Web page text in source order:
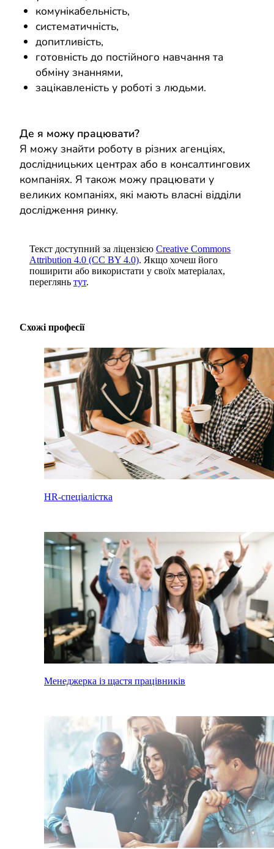
комунікабельність,
систематичність,
допитливість,
готовність до постійного навчання та
обміну знаннями,
зацікавленість у роботі з людьми.
Де я можу працювати?
Я можу знайти роботу в різних агенціях,
дослідницьких центрах або в консалтингових
компаніях. Я також можу працювати у
великих компаніях, які мають власні відділи
дослідження ринку.
Текст доступний за ліцензією Creative Commons
Attribution 4.0 (CC BY 4.0). Якщо хочеш його
поширити або використати у своїх матеріалах,
переглянь тут.
Схожі професії
HR-спеціалістка
Менеджерка із щастя працівників